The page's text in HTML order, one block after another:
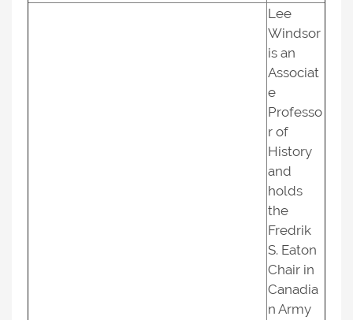
Lee
Windsor
is an
Associat
e
Professo
r of
History
and
holds
the
Fredrik
S. Eaton
Chair in
Canadia
n Army